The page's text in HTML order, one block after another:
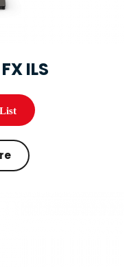
ILS